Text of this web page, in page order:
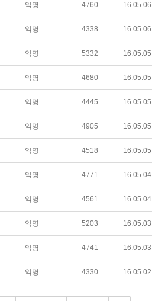
익명 4760 16.05.06
익명 4338 16.05.06
익명 5332 16.05.05
익명 4680 16.05.05
익명 4445 16.05.05
익명 4905 16.05.05
익명 4518 16.05.05
익명 4771 16.05.04
익명 4561 16.05.04
익명 5203 16.05.03
익명 4741 16.05.03
익명 4330 16.05.02